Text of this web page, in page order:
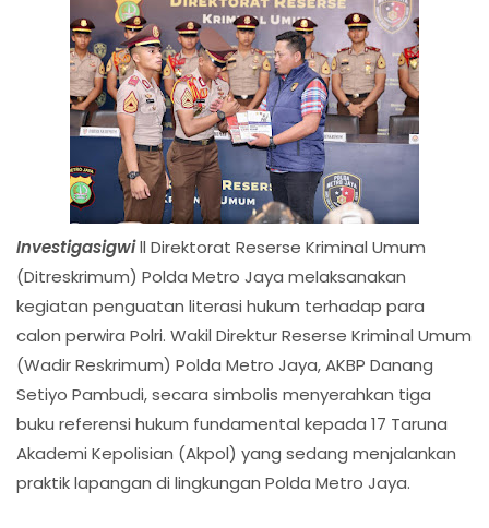
Investigasigwill Direktorat Reserse Kriminal Umum
(Ditreskrimum) Polda Metro Jaya melaksanakan
kegiatan penguatan literasi hukum terhadap para
calon perwira Polri. Wakil Direktur Reserse Kriminal Umum
(Wadir Reskrimum) Polda Metro Jaya, AKBP Danang
Setiyo Pambudi, secara simbolis menyerahkan tiga
buku referensi hukum fundamental kepada 17 Taruna
Akademi Kepolisian (Akpol) yang sedang menjalankan
praktik lapangan di lingkungan Polda Metro Jaya.